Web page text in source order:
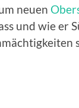
neuen
und wie er